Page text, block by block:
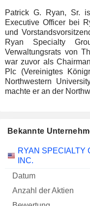
Patrick G. Ryan, Sr.
Executive Officer bei
und
Ryan Specialty
Verwaltungsrats von
war zuvor als
Plc (Vereinigtes
Northwestern
machte er an der
Bekannte
RYAN SPECIALTY
INC.